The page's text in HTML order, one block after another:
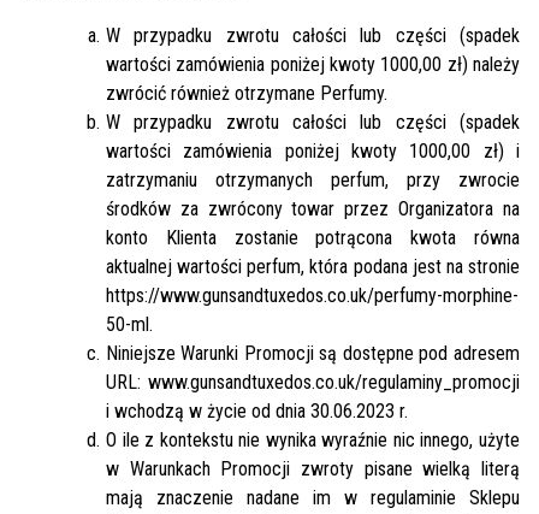
W przypadku zwrotu całości lub części (spadek
wartości zamówienia poniżej kwoty 1000,00 zł) należy
zwrócić również otrzymane Perfumy.
W przypadku zwrotu całości lub części (spadek
wartości zamówienia poniżej kwoty 1000,00 zł) i
zatrzymaniu otrzymanych perfum, przy zwrocie
środków za zwrócony towar przez Organizatora na
konto Klienta zostanie potrącona kwota równa
aktualnej wartości perfum, która podana jest na stronie
https://www.gunsandtuxedos.co.uk/perfumy-morphine-
50-ml.
Niniejsze Warunki Promocji są dostępne pod adresem
URL: www.gunsandtuxedos.co.uk/regulaminy_promocji
i wchodzą w życie od dnia 30.06.2023 r.
O ile z kontekstu nie wynika wyraźnie nic innego, użyte
w Warunkach Promocji zwroty pisane wielką literą
mają znaczenie nadane im w regulaminie Sklepu